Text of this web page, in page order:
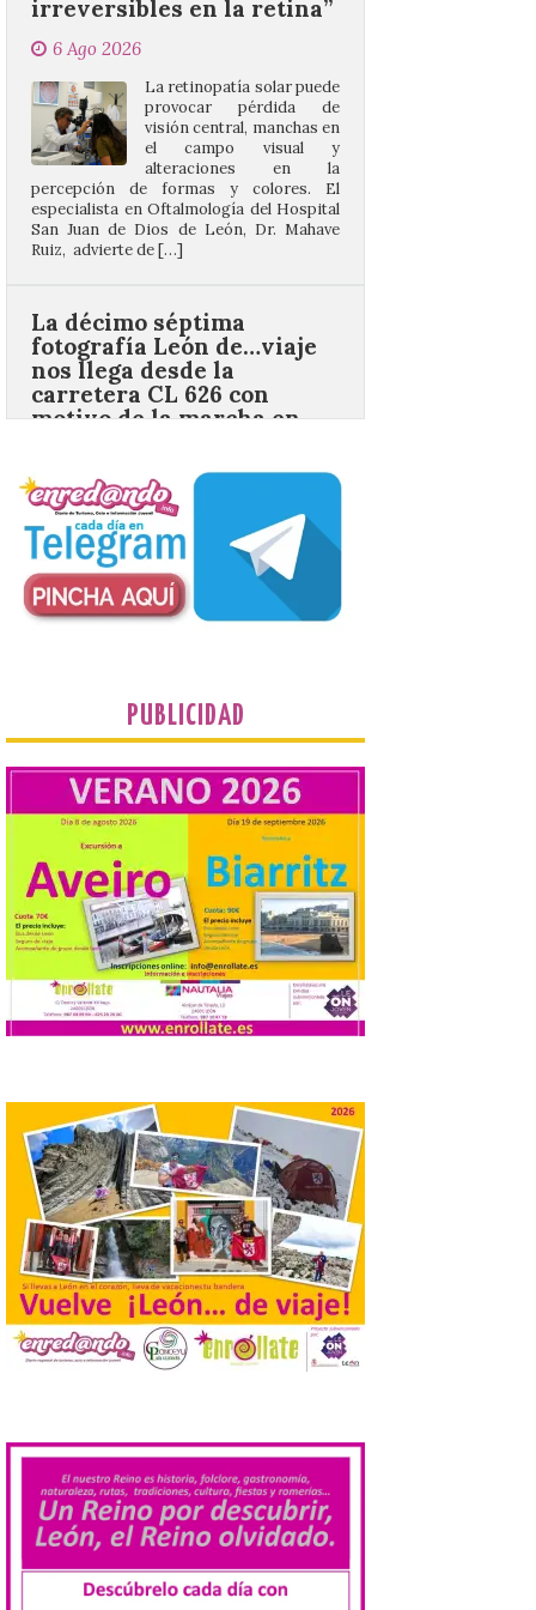
La retinopatía solar puede
alteraciones en la
percepción de formas y colores. El
especialista en Oftalmología del Hospital
San Juan de Dios de León, Dr. Mahave
Ruiz, advierte de […]
La décimo séptima
fotografía León de…viaje
carretera CL 626 con
motivo de la marcha en
defensa de FEVE
6 Ago 2026
organizado por la sección
juvenil de la Asociación
Enróllate, la Asociación
Conceyu País Llionés y el Diario de
Turismo, Ocio e Información para
jóvenes “Enredando.info”. Eduardo
Morán nos envía desde la carretera […]
macroevento, un festival
cultural transformador
que apuesta por el legado.
6 Ago 2026
Los días 7, 8 y 9 de agosto
de 2026, Camarzana de
Tera volverá a convertirse
en punto de encuentro,
con la Villa Romana de
Orpheus. Vivimos un momento en el que la
música en directo mueve grandes
fenómenos de […]
El Ayuntamiento de
solicitud para la
celebración del Iberia
Eclipse Festival
6 Ago 2026
Durante la mañana de ayer
miércoles ha sido
registrada en el
Ayuntamiento una
solicitud relacionada con
la celebración de este evento. Ante las
informaciones aparecidas en distintos
La Universidad de León
retoma las excavaciones
en La Peña del Castro para
profundizar en la vida
cotidiana de la Edad del
PUBLICIDAD